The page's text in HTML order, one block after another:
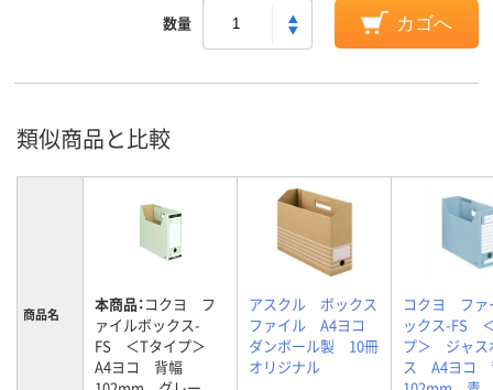
数量 カゴへ
類似商品と比較
商品名 本商品：コクヨ フ
ァイルボックス-
FS ＜Tタイプ＞
A4ヨコ 背幅
アスクル ボックス
ファイル A4ヨコ
ダンボール製 10冊
オリジナル
コクヨ ファ
ックス-FS
プ＞ ジャス
ス A4ヨコ